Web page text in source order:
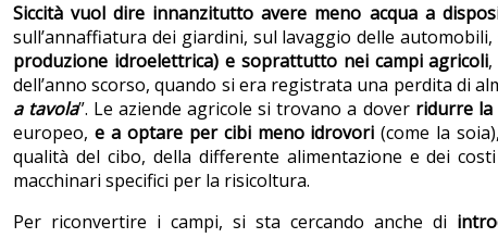
Siccità vuol dire innanzitutto avere meno acqua a
sull’annaffiatura dei giardini, sul lavaggio delle
produzione idroelettrica) e soprattutto nei campi agricoli
dell’anno scorso, quando si era registrata una perdita di
a tavola”. Le aziende agricole si trovano a dover ridurre la
europeo, e a optare per cibi meno idrovori (come la
qualità del cibo, della differente alimentazione e dei
macchinari specifici per la risicoltura.
Per riconvertire i campi, si sta cercando anche di